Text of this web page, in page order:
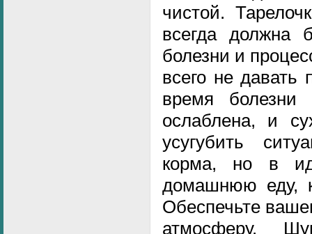
чистой.
всегда должна
болезни и
всего не давать
время болезни
ослаблена, и
усугубить
корма, но в
домашнюю еду,
Обеспечьте
атмосферу.